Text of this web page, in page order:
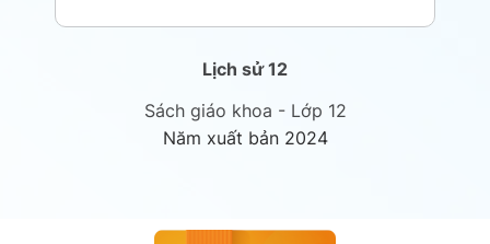
Lịch sử 12
Sách giáo khoa - Lớp 12
Năm xuất bản 2024